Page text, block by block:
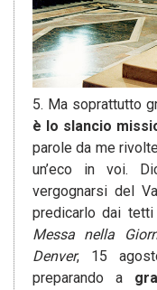
5. Ma soprattutto
è lo slancio
parole da me
un’eco in voi.
vergognarsi del
predicarlo dai
Messa nella
Denver, 15
preparando a